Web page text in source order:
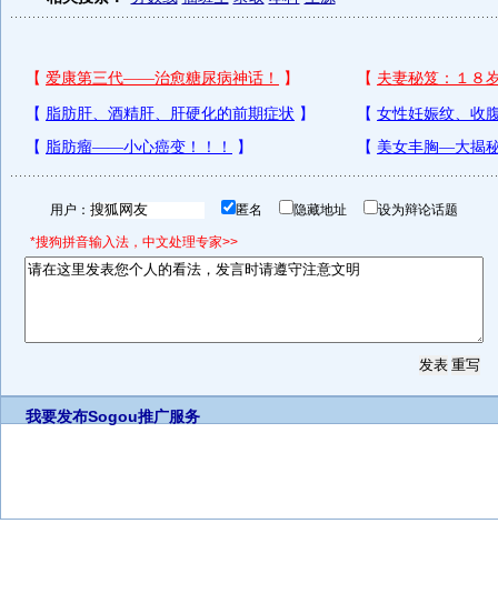
用户： 匿名 隐藏地址 设为辩论话题
*搜狗拼音输入法，中文处理专家>>
我要发布Sogou推广服务